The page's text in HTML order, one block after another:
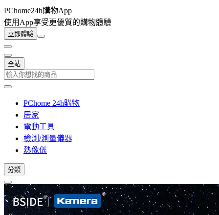
PChome24h購物App
使用App享受更優質的購物體驗
立即體驗
全站
PChome 24h購物
居家
電動工具
檢測/測量儀器
熱像儀
分類